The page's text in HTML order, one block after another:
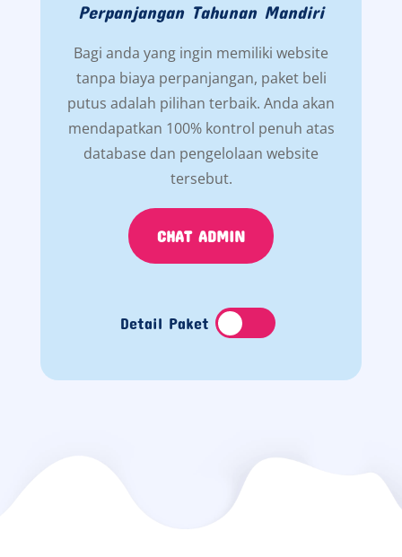
Perpanjangan Tahunan Mandiri
Bagi anda yang ingin memiliki website
tanpa biaya perpanjangan, paket beli
putus adalah pilihan terbaik. Anda akan
mendapatkan 100% kontrol penuh atas
database dan pengelolaan website
tersebut.
CHAT ADMIN
Detail Paket